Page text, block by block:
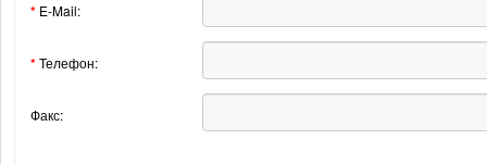
* E-Mail:
*Телефон:
Факс: